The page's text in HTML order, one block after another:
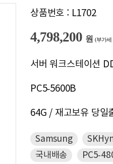
상품번호 : L1702
4,798,200 원 (부가세
서버 워크스테이션
PC5-5600B
64G / 재고보유 당일
Samsung
국내배송
PC5-